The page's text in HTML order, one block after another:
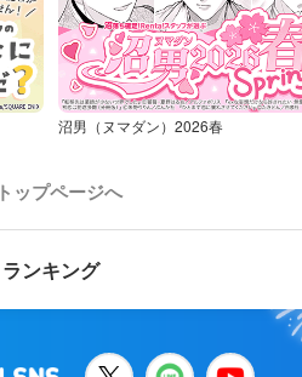
沼男（ヌマダン）2026春
トップページへ
ランキング